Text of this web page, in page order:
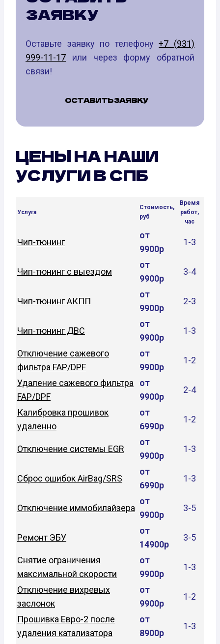
ЗАЯВКУ
Оставьте заявку по телефону+7 (931)
999-11-17 или через форму обратной
связи!
ОСТАВИТЬ ЗАЯВКУ
ЦЕНЫ НА НАШИ
УСЛУГИ В СПБ
Услуга
Стоимость,
руб
Время
работ,
час
Чип-тюнинг
от
9900р
1-3
Чип-тюнинг с выездом
от
9900р
3-4
Чип-тюнинг АКПП
от
9900р
2-3
Чип-тюнинг ДВС
от
9900р
1-3
Отключение сажевого
фильтра FAP/DPF
от
9900р
1-2
Удаление сажевого фильтра
FAP/DPF
от
9900р
2-4
Калибровка прошивок
удаленно
от
6990р
1-2
Отключение системы EGR
от
9900р
1-3
Сброс ошибок AirBag/SRS
от
6990р
1-3
Отключение иммобилайзера
от
9900р
3-5
Ремонт ЭБУ
от
14900р
3-5
Снятие ограничения
максимальной скорости
от
9900р
1-3
Отключение вихревых
заслонок
от
9900р
1-2
Прошивка Евро-2 после
удаления катализатора
от
8900р
1-3